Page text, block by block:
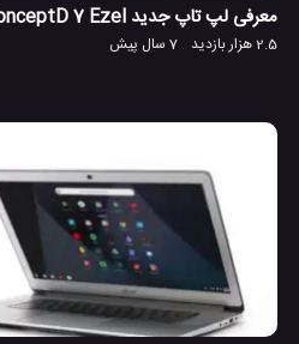
معرفی لپ تاپ جدید ConceptD 7 Ezel پرو ایسر
2.5 هزار بازدید 7 سال پیش